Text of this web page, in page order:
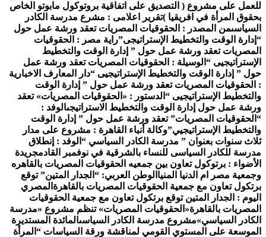
على مشروع ( التصديق على اتفاقية بروتوكول مابوتو الخاص
المرأة في افريقيا ) تقرير اعلامى : مشرع مدرسة الكادر
من المصدر : الحقوقيات المصريات تعقد ورشة عمل حول
الوقت والتخطيط الإستراتيجى”راية مصر : الحقوقيات
تعقد ورشة عمل حول ” إدارة الوقت والتخطيط
“ الوسيلة : الحقوقيات المصريات تعقد ورشة عمل
” إدارة الوقت والتخطيط الإستراتيجيى “ دار المعارف الاخبارية
الحقوقيات المصريات تعقد ورشة عمل حول ” إدارة الوقت
الإستراتيجيى “ الدستور : «الحقوقيات المصريات» تعقد
عمل حول إدارة الوقت والتخطيط الاستراتيجىالوفد :
المصريات” تعقد ورشة عمل حول ” إدارة الوقت
الإستراتيجيي”وكالة أنباء القاهرة : مشروع على مدار
سنوات بعنوان ” مدرسة الكادر السياسي “ الوفد : إنطلاق
للكادر السياسى للنساء بالشرقية في نوفمبر القادمجريدة
: برتوكول تعاون بين جمعيه الحقوقيات المصريات بالقاهره
مصر ام الدنيا المنياالوطن العربي: “الجدار المتين” توقع
تعاون مع جمعية الحقوقيات المصريات بالقاهرة المصري
: الجدار المتين توقع برتكول تعاون مع جمعية الحقوقيات
بالقاهرة «الحقوقيات المصريات» تنظم مشروع «مدرسة
السياسي»مشروع مدرسة الكادر السياسىالمائدة المستديرة
على المستوي القومي لمناقشة ورقة السياسات “المرأة